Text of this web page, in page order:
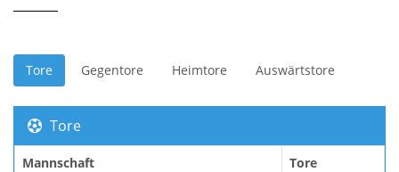
Tore Gegentore Heimtore Auswärtstore
Tore
Mannschaft Tore